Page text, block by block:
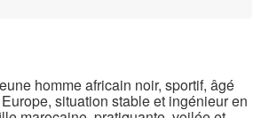
homme africain noir, sportif, âgé
situation stable et ingénieur en